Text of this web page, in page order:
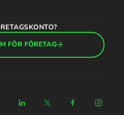
FÖR FÖRETAG